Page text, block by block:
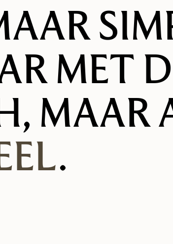
MET
MAAR
.